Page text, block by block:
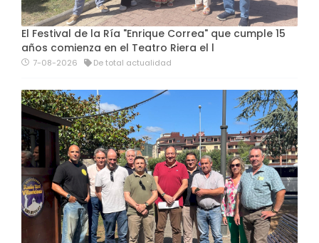
El Festival de la Ría "Enrique Correa" que cumple 15
años comienza en el Teatro Riera el l
7-08-2026 De total actualidad